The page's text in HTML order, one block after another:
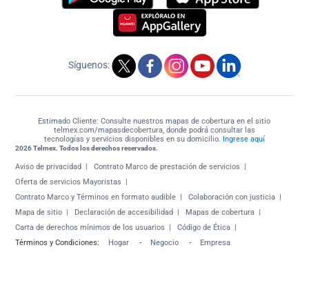
Síguenos:
Estimado Cliente: Consulte nuestros mapas de cobertura en el sitio
telmex.com/mapasdecobertura, donde podrá consultar las
tecnologías y servicios disponibles en su domicilio. Ingrese aquí
2026 Telmex. Todos los derechos reservados.
Aviso de privacidad
Contrato Marco de prestación de servicios
Oferta de servicios Mayoristas
Contrato Marco y Términos en formato audible
Colaboración con justicia
Mapa de sitio
Declaración de accesibilidad
Mapas de cobertura
Carta de derechos mínimos de los usuarios
Código de Ética
Términos y Condiciones:
Hogar - Negocio - Empresa